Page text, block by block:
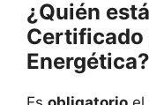
¿Quién
Certificado
Energética?